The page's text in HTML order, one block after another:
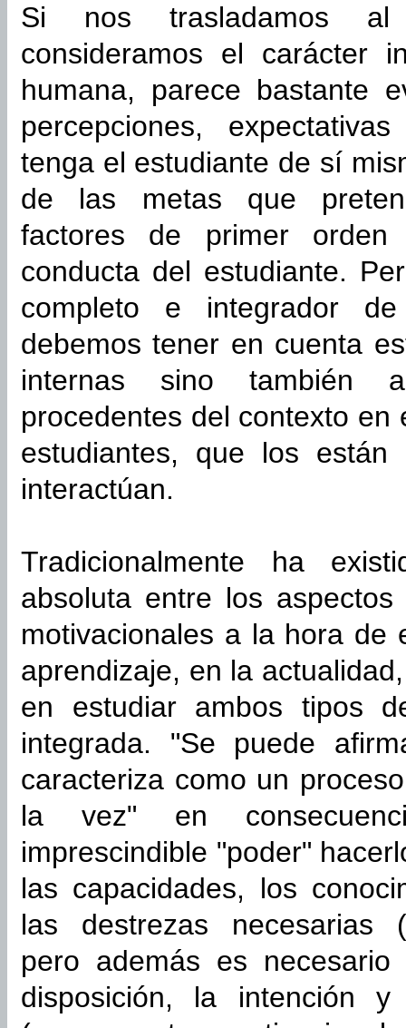
Si nos trasladamos al
consideramos el carácter
humana, parece bastante
percepciones,
tenga el estudiante de sí
de las metas que
factores de primer
conducta del estudiante.
completo e integrador
debemos tener en cuenta
internas sino también
procedentes del contexto
estudiantes, que los
interactúan.
Tradicionalmente ha
absoluta entre los
motivacionales a la hora de
aprendizaje, en la
en estudiar ambos tipos
integrada. "Se puede
caracteriza como un
la vez" en
imprescindible "poder"
las capacidades, los
las destrezas necesarias
pero además es
disposición, la intención